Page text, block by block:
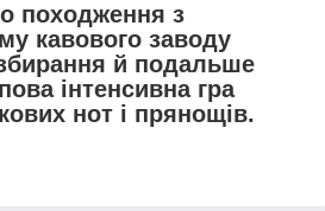
походження з
кавового заводу
й подальше
інтенсивна гра
нот і прянощів.